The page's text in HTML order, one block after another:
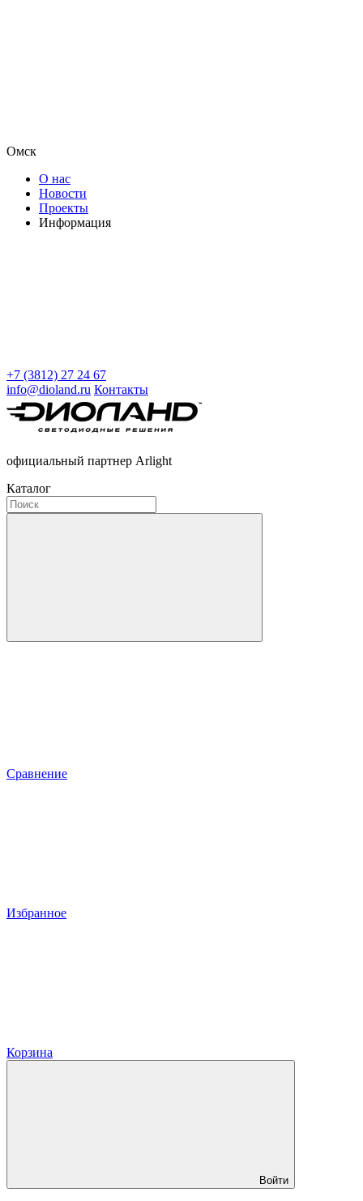
Омск
О нас
Новости
Проекты
Информация
+7 (3812) 27 24 67
info@dioland.ru Контакты
официальный партнер Arlight
Каталог
Сравнение
Избранное
Корзина
Войти